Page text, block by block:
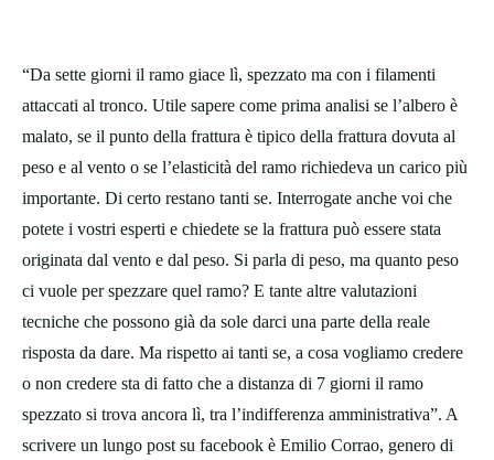
“Da sette giorni il ramo giace lì, spezzato ma con i filamenti
attaccati al tronco. Utile sapere come prima analisi se l’albero è
malato, se il punto della frattura è tipico della frattura dovuta al
peso e al vento o se l’elasticità del ramo richiedeva un carico più
importante. Di certo restano tanti se. Interrogate anche voi che
potete i vostri esperti e chiedete se la frattura può essere stata
originata dal vento e dal peso. Si parla di peso, ma quanto peso
ci vuole per spezzare quel ramo? E tante altre valutazioni
tecniche che possono già da sole darci una parte della reale
risposta da dare. Ma rispetto ai tanti se, a cosa vogliamo credere
o non credere sta di fatto che a distanza di 7 giorni il ramo
spezzato si trova ancora lì, tra l’indifferenza amministrativa”. A
scrivere un lungo post su facebook è Emilio Corrao, genero di